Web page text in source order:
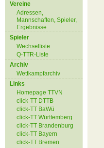
Vereine
Adressen,
Mannschaften, Spieler,
Ergebnisse
Spieler
Wechselliste
Q-TTR-Liste
Archiv
Wettkampfarchiv
Links
Homepage TTVN
click-TT DTTB
click-TT BaWü
click-TT Württemberg
click-TT Brandenburg
click-TT Bayern
click-TT Bremen